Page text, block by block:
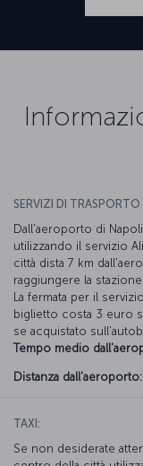
SERVIZI DI TRASPORTO
Dall'aeroporto di
utilizzando il servizio
città dista 7 km
raggiungere la
La fermata per il
biglietto costa 3 euro
se acquistato
Tempo medio
Distanza dall'aeroporto:
TAXI:
Se non desiderate